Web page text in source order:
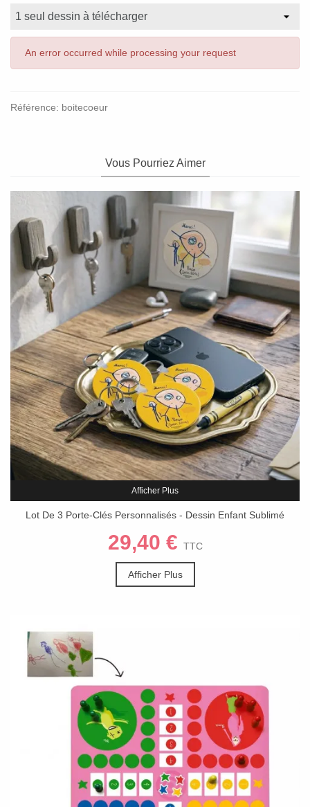
An error occurred while processing your request
Référence: boitecoeur
Vous Pourriez Aimer
Afficher Plus
Lot De 3 Porte-Clés Personnalisés - Dessin Enfant Sublimé
29,40 € TTC
Afficher Plus